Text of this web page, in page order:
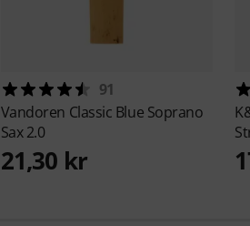
91
Vandoren Classic Blue Soprano
Sax 2.0
21,30 kr